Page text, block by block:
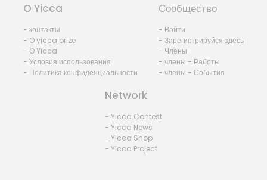
O Yicca
- контакты
- O yicca prize
- O Yicca
- Условия использования
- Политика конфиденциальности
Сообщество
- Войти
- Зарегистрируйся здесь
- Члены
- члены - Работы
- члены - События
Network
- Yicca Contest
- Yicca News
- Yicca Shop
- Yicca Project